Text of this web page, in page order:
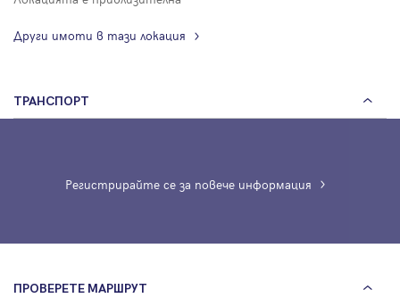
Други имоти в тази локация
ТРАНСПОРТ
Регистрирайте се за повече информация
ПРОВЕРЕТЕ МАРШРУТ